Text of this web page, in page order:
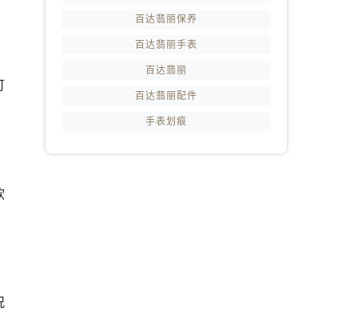
百达翡丽保养
百达翡丽手表
百达翡丽
百达翡丽配件
手表划痕